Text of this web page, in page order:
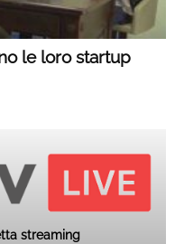
le loro startup
streaming